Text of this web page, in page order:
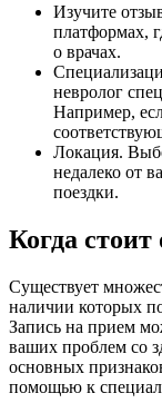
Изучите
платформах,
о врачах.
невролог
Например,
Локация.
недалеко от
поездки.
Когда
Существует
наличии которых
Запись на прием
ваших проблем со
основных
помощью к